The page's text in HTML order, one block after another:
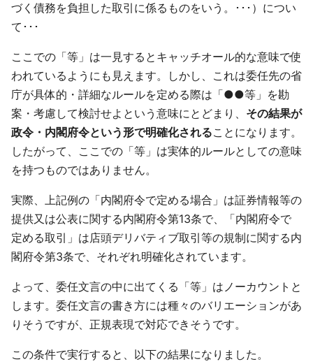
づく債務を負担した取引に係るものをいう。･･･）につい
て･･･
ここでの「等」は一見するとキャッチオール的な意味で使
われているようにも見えます。しかし、これは委任先の省
庁が具体的・詳細なルールを定める際は「●●等」を勘
案・考慮して検討せよという意味にとどまり、 その結果が
政令・内閣府令という形で明確化されることになります。
したがって、ここでの「等」は実体的ルールとしての意味
を持つものではありません。
実際、上記例の「内閣府令で定める場合」は証券情報等の
提供又は公表に関する内閣府令第13条で、「内閣府令で
定める取引」は店頭デリバティブ取引等の規制に関する内
閣府令第3条で、それぞれ明確化されています。
よって、委任文言の中に出てくる「等」はノーカウントと
します。委任文言の書き方には種々のバリエーションがあ
りそうですが、正規表現で対応できそうです。
この条件で実行すると、以下の結果になりました。